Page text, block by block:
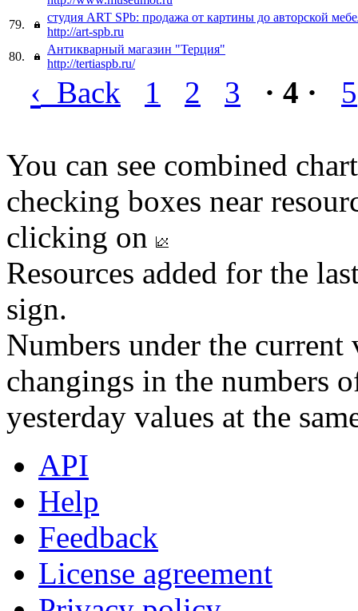
79.
студия ART SPb: продажа от картины до авторской
http://art-spb.ru
80.
Антикварный магазин "Терция"
http://tertiaspb.ru/
‹ Back 1 2 3 · 4 · 5
You can see combined
checking boxes near
clicking on
Resources added for the
sign.
Numbers under the
changings in the numbers
yesterday values at the
API
Help
Feedback
License agreement